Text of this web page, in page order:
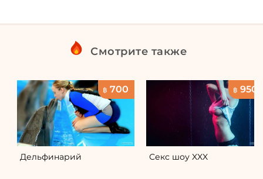
Смотрите также
฿ 700
Дельфинарий
฿ 950
Секс шоу XXX